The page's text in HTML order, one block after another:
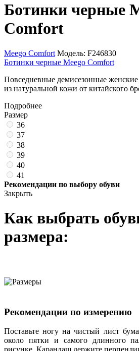
Ботинки черные
Comfort
Meego Comfort Модель: F246830
Ботинки черные Meego Comfort
Повседневные демисезонные женские
из натуральной кожи от китайского
Подробнее
Размер
36
37
38
39
40
41
Рекомендации по выбору обуви
Закрыть
Как выбрать
размера:
Рекомендации по измерению
Поставьте ногу на чистый лист
около пятки и самого длинного